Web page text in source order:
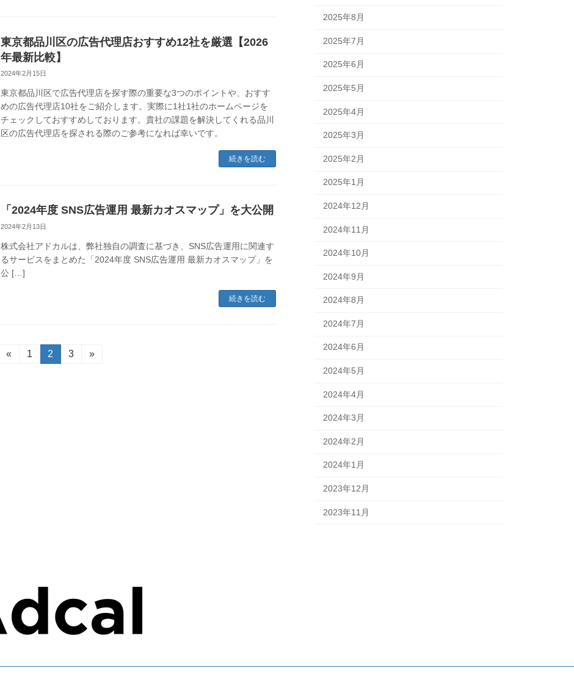
東京都品川区の広告代理店おすすめ12社を厳選【2026
年最新比較】
2024年2月15日
東京都品川区で広告代理店を探す際の重要な3つのポイントや、おすす
めの広告代理店10社をご紹介します。実際に1社1社のホームページを
チェックしておすすめしております。貴社の課題を解決してくれる品川
区の広告代理店を探される際のご参考になれば幸いです。
続きを読む
「2024年度 SNS広告運用 最新カオスマップ」を大公開
2024年2月13日
株式会社アドカルは、弊社独自の調査に基づき、SNS広告運用に関連す
るサービスをまとめた「2024年度 SNS広告運用 最新カオスマップ」を
公 […]
続きを読む
«
固
1
固
定
2
固
3 »
2025年8月
2025年7月
2025年6月
2025年5月
2025年4月
2025年3月
2025年2月
2025年1月
2024年12月
2024年11月
2024年10月
2024年9月
2024年8月
2024年7月
2024年6月
2024年5月
2024年4月
2024年3月
2024年2月
2024年1月
2023年12月
2023年11月